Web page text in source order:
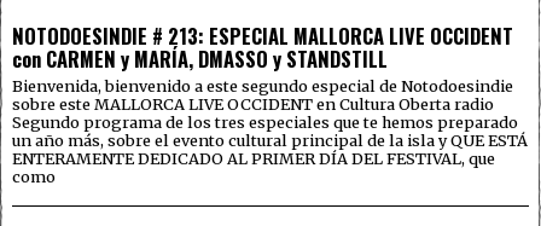
NOTODOESINDIE # 213: ESPECIAL MALLORCA LIVE OCCIDENT
con CARMEN y MARÍA, DMASSO y STANDSTILL
Bienvenida, bienvenido a este segundo especial de Notodoesindie
sobre este MALLORCA LIVE OCCIDENT en Cultura Oberta radio
Segundo programa de los tres especiales que te hemos preparado
un año más, sobre el evento cultural principal de la isla y QUE ESTÁ
ENTERAMENTE DEDICADO AL PRIMER DÍA DEL FESTIVAL, que
como